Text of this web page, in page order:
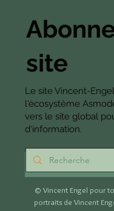
© Vincent Engel pour
portraits de Vincent
site
Le site Vincent-
l'écosystème
vers le site global
d'information.